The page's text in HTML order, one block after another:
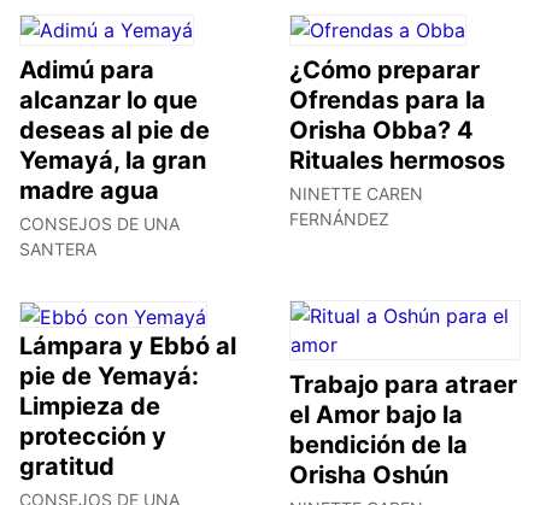
Adimú para
alcanzar lo que
deseas al pie de
Yemayá, la gran
madre agua
CONSEJOS DE UNA
SANTERA
¿Cómo preparar
Ofrendas para la
Orisha Obba? 4
Rituales hermosos
NINETTE CAREN
FERNÁNDEZ
Lámpara y Ebbó al
pie de Yemayá:
Limpieza de
protección y
gratitud
CONSEJOS DE UNA
Trabajo para atraer
el Amor bajo la
bendición de la
Orisha Oshún